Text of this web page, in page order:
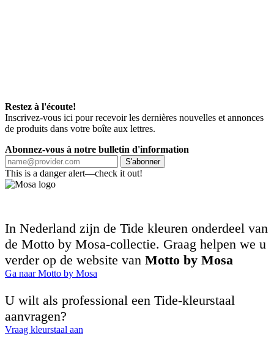
Restez à l'écoute!
Inscrivez-vous ici pour recevoir les dernières nouvelles et annonces
de produits dans votre boîte aux lettres.
Abonnez-vous à notre bulletin d'information
S'abonner
This is a danger alert—check it out!
In Nederland zijn de Tide kleuren onderdeel van
de Motto by Mosa-collectie. Graag helpen we u
verder op de website van Motto by Mosa
Ga naar Motto by Mosa
U wilt als professional een Tide-kleurstaal
aanvragen?
Vraag kleurstaal aan